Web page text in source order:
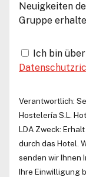
Neuigkeiten
Gruppe
Ich bin
Verantwortlich:
Hostelería S.L.
LDA Zweck:
durch das Hotel.
senden wir Ihnen
Ihre Einwilligung